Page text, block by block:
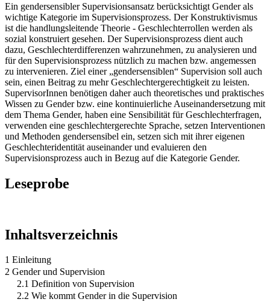
Ein gendersensibler Supervisionsansatz berücksichtigt Gender als
wichtige Kategorie im Supervisionsprozess. Der Konstruktivismus
ist die handlungsleitende Theorie - Geschlechterrollen werden als
sozial konstruiert gesehen. Der Supervisionsprozess dient auch
dazu, Geschlechterdifferenzen wahrzunehmen, zu analysieren und
für den Supervisionsprozess nützlich zu machen bzw. angemessen
zu intervenieren. Ziel einer „gendersensiblen“ Supervision soll auch
sein, einen Beitrag zu mehr Geschlechtergerechtigkeit zu leisten.
SupervisorInnen benötigen daher auch theoretisches und praktisches
Wissen zu Gender bzw. eine kontinuierliche Auseinandersetzung mit
dem Thema Gender, haben eine Sensibilität für Geschlechterfragen,
verwenden eine geschlechtergerechte Sprache, setzen Interventionen
und Methoden gendersensibel ein, setzen sich mit ihrer eigenen
Geschlechteridentität auseinander und evaluieren den
Supervisionsprozess auch in Bezug auf die Kategorie Gender.
Leseprobe
Inhaltsverzeichnis
1 Einleitung
2 Gender und Supervision
2.1 Definition von Supervision
2.2 Wie kommt Gender in die Supervision